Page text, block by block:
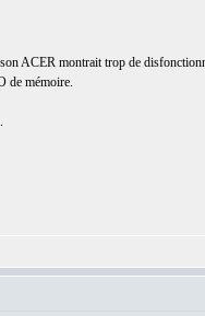
ACER montrait trop de
de mémoire.